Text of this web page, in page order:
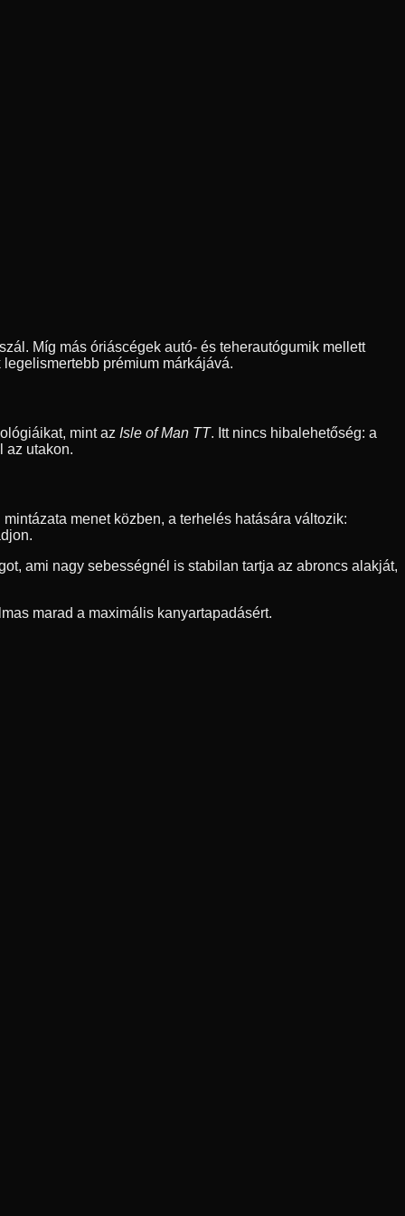
Míg más óriáscégek autó- és teherautógumik mellett
prémium márkájává.
mint az Isle of Man TT. Itt nincs hibalehetőség: a
az utakon.
menet közben, a terhelés hatására változik:
ami nagy sebességnél is stabilan tartja az abroncs alakját,
marad a maximális kanyartapadásért.